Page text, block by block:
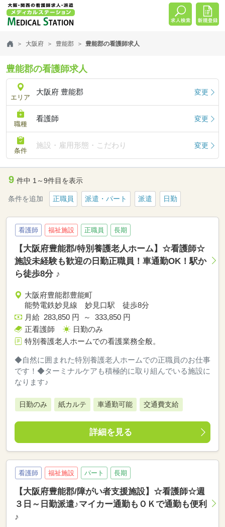
大阪府 豊能郡 豊能郡の看護師求人
豊能郡の看護師求人
エリア
大阪府 豊能郡 変更
職種
看護師 変更
条件
施設・雇用形態・こだわり 変更
9 件中 1～9件目を表示
条件を追加 正職員 派遣・パート 派遣 日勤
看護師 福祉施設 正職員 長期
【大阪府豊能郡/特別養護老人ホーム】☆看護師☆
施設未経験も歓迎の日勤正職員！車通勤OK！駅か
ら徒歩8分 ♪
大阪府豊能郡豊能町
能勢電鉄妙見線 妙見口駅 徒歩8分
月給 283,850 円 ～ 333,850 円
正看護師
日勤のみ
特別養護老人ホームでの看護業務全般。
◆自然に囲まれた特別養護老人ホームでの正職員のお仕事
です！◆ターミナルケアも積極的に取り組んでいる施設に
なります♪
日勤のみ 紙カルテ 車通勤可能 交通費支給
詳細を見る
看護師 福祉施設 パート 長期
【大阪府豊能郡/障がい者支援施設】☆看護師☆週
３日～日勤派遣♪マイカー通勤もＯＫで通勤も便利
♪